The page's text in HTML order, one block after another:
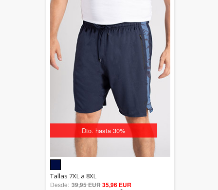
Dto. hasta 30%
5.00
out of 5
Tallas 7XL a 8XL
Desde: 39,95 EUR35,96 EUR